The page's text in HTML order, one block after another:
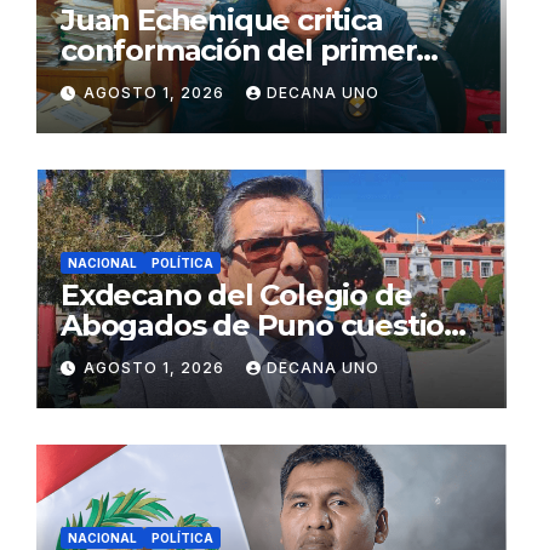
Juan Echenique critica
conformación del primer
gabinete ministerial de Keiko
Fujimori
AGOSTO 1, 2026 DECANA UNO
NACIONAL POLÍTICA
Exdecano del Colegio de
Abogados de Puno cuestiona
propuestas sobre seguridad
ciudadana
AGOSTO 1, 2026 DECANA UNO
NACIONAL POLÍTICA